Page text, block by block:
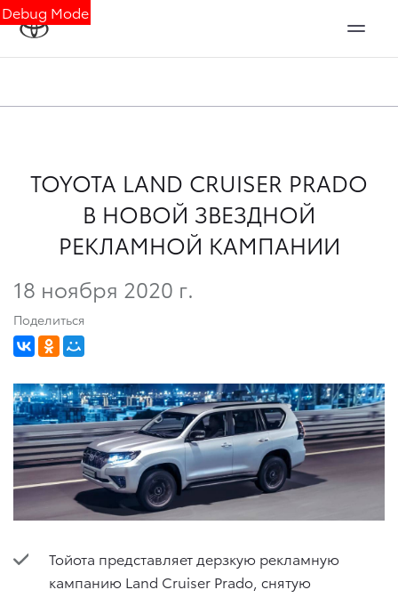
Debug Mode
TOYOTA LAND CRUISER PRADO
В НОВОЙ ЗВЕЗДНОЙ
РЕКЛАМНОЙ КАМПАНИИ
18 ноября 2020 г.
Поделиться
Тойота представляет дерзкую рекламную
кампанию Land Cruiser Prado, снятую